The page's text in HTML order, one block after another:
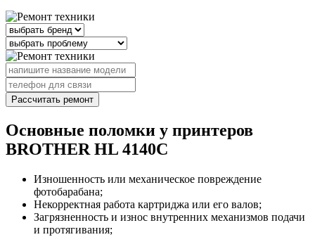
Рассчитать ремонт
Основные поломки у принтеров
BROTHER HL 4140C
Изношенность или механическое повреждение
фотобарабана;
Некорректная работа картриджа или его валов;
Загрязненность и износ внутренних механизмов подачи
и протягивания;